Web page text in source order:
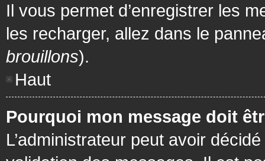
Il vous permet d’enregistrer les
les recharger, allez dans le
brouillons).
Haut
Pourquoi mon message doit
L’administrateur peut avoir